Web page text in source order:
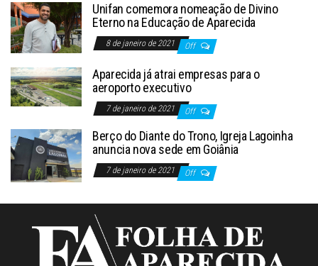
Unifan comemora nomeação de Divino
Eterno na Educação de Aparecida
8 de janeiro de 2021 Off
Aparecida já atrai empresas para o
aeroporto executivo
7 de janeiro de 2021 Off
Berço do Diante do Trono, Igreja Lagoinha
anuncia nova sede em Goiânia
7 de janeiro de 2021 Off